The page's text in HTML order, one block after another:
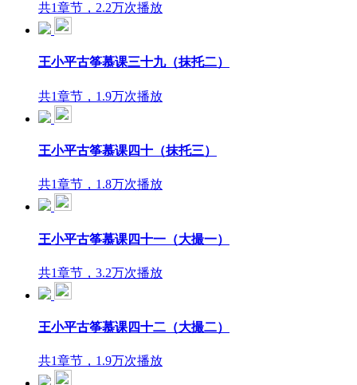
共1章节，2.2万次播放
王小平古筝慕课三十九（抹托二）
共1章节，1.9万次播放
王小平古筝慕课四十（抹托三）
共1章节，1.8万次播放
王小平古筝慕课四十一（大撮一）
共1章节，3.2万次播放
王小平古筝慕课四十二（大撮二）
共1章节，1.9万次播放